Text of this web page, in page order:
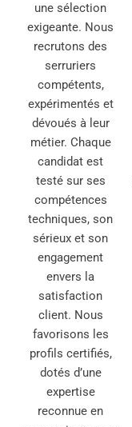
une sélection
exigeante. Nous
recrutons des
serruriers
compétents,
expérimentés et
dévoués à leur
métier. Chaque
candidat est
testé sur ses
compétences
techniques, son
sérieux et son
engagement
envers la
satisfaction
client. Nous
favorisons les
profils certifiés,
dotés d’une
expertise
reconnue en